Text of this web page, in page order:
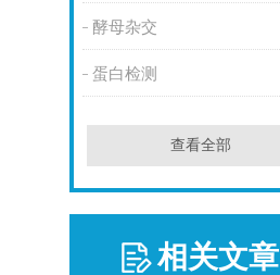
酵母杂交
蛋白检测
查看全部
相关文章